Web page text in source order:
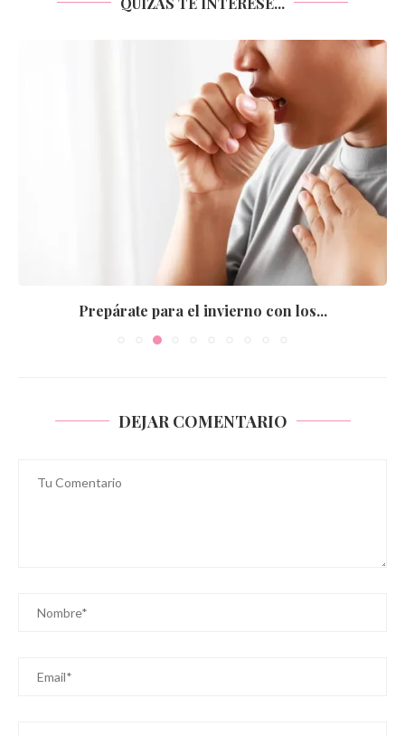
Prepárate para el invierno con los...
DEJAR COMENTARIO